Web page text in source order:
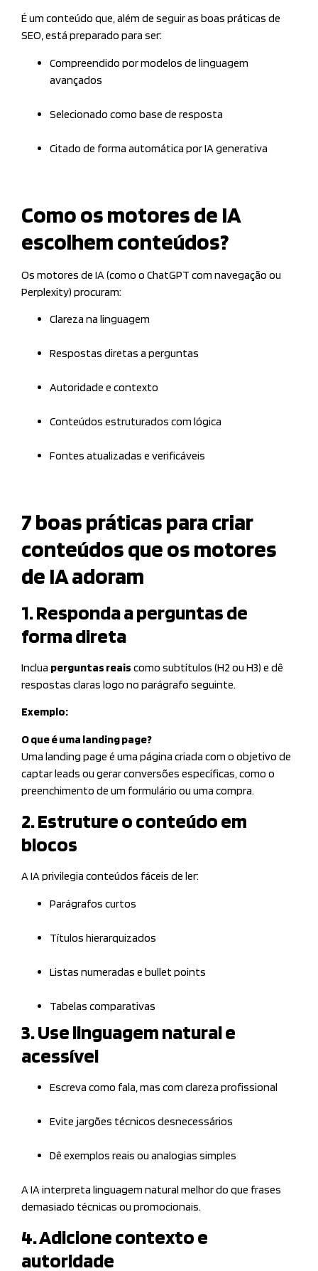
É um conteúdo que, além de seguir as boas práticas de
SEO, está preparado para ser:
Compreendido por modelos de linguagem
avançados
Selecionado como base de resposta
Citado de forma automática por IA generativa
Como os motores de IA
escolhem conteúdos?
Os motores de IA (como o ChatGPT com navegação ou
Perplexity) procuram:
Clareza na linguagem
Respostas diretas a perguntas
Autoridade e contexto
Conteúdos estruturados com lógica
Fontes atualizadas e verificáveis
7 boas práticas para criar
conteúdos que os motores
de IA adoram
1. Responda a perguntas de
forma direta
Inclua perguntas reais como subtítulos (H2 ou H3) e dê
respostas claras logo no parágrafo seguinte.
Exemplo:
O que é uma landing page?
Uma landing page é uma página criada com o objetivo de
captar leads ou gerar conversões específicas, como o
preenchimento de um formulário ou uma compra.
2. Estruture o conteúdo em
blocos
A IA privilegia conteúdos fáceis de ler:
Parágrafos curtos
Títulos hierarquizados
Listas numeradas e bullet points
Tabelas comparativas
3. Use linguagem natural e
acessível
Escreva como fala, mas com clareza profissional
Evite jargões técnicos desnecessários
Dê exemplos reais ou analogias simples
A IA interpreta linguagem natural melhor do que frases
demasiado técnicas ou promocionais.
4. Adicione contexto e
autoridade